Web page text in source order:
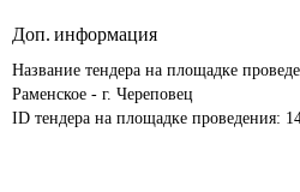
Доп. информация
Название тендера на площадке
Раменское - г. Череповец
ID тендера на площадке проведения: